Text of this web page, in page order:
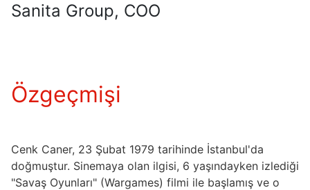
Sanita Group, COO
Özgeçmişi
Cenk Caner, 23 Şubat 1979 tarihinde İstanbul'da
doğmuştur. Sinemaya olan ilgisi, 6 yaşındayken izlediği
"Savaş Oyunları" (Wargames) filmi ile başlamış ve o